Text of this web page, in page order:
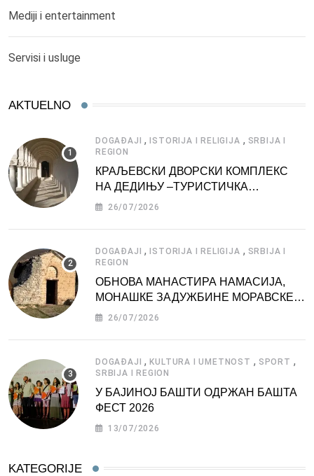
Mediji i entertainment
Servisi i usluge
AKTUELNO
DOGAĐAJI ,ISTORIJA I RELIGIJA , SRBIJA I
REGION
КРАЉЕВСКИ ДВОРСКИ КОМПЛЕКС
НА ДЕДИЊУ –ТУРИСТИЧКА
АТРАКЦИЈА
26/07/2026
DOGAĐAJI ,ISTORIJA I RELIGIJA , SRBIJA I
REGION
ОБНОВА МАНАСТИРА НАМАСИЈА,
МОНАШКЕ ЗАДУЖБИНЕ МОРАВСКЕ
СРБИЈЕ
26/07/2026
DOGAĐAJI ,KULTURA I UMETNOST , SPORT ,
SRBIJA I REGION
У БАЈИНОЈ БАШТИ ОДРЖАН БАШТА
ФЕСТ 2026
13/07/2026
KATEGORIJE